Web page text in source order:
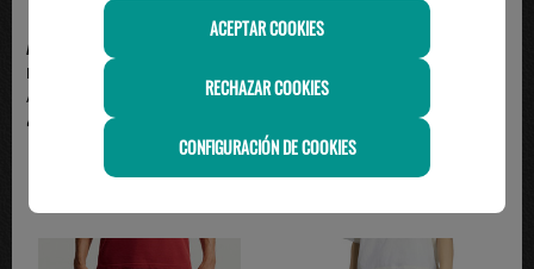
ADIDAS
Pantalón de Chándal Adidas
Algodón 3 Bandas con...
49.95€
pantalón adidas tres bandas
hombre con puño, ve...
ACEPTAR COOKIES
RECHAZAR COOKIES
CONFIGURACIÓN DE COOKIES